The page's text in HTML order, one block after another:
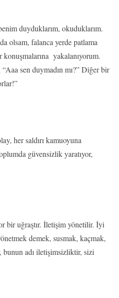
duyduklarım, okuduklarım.
olsam, falanca yerde patlama
konuşmalarına yakalanıyorum.
sen duymadın mı?” Diğer bir
her saldırı kamuoyuna
güvensizlik yaratıyor,
bir uğraştır. İletişim yönetilir. İyi
demek, susmak, kaçmak,
adı iletişimsizliktir, sizi